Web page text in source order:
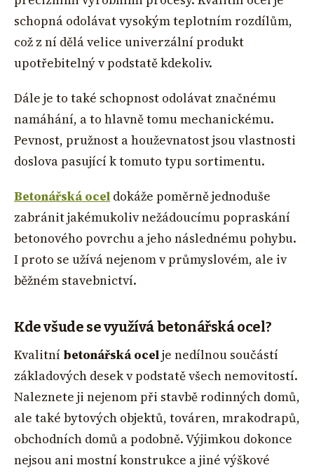
schopná odolávat vysokým teplotním rozdílům,
což z ní dělá velice univerzální produkt
upotřebitelný v podstatě kdekoliv.
Dále je to také schopnost odolávat značnému
namáhání, a to hlavně tomu mechanickému.
Pevnost, pružnost a houževnatost jsou vlastnosti
doslova pasující k tomuto typu sortimentu.
Betonářská ocel dokáže poměrně jednoduše
zabránit jakémukoliv nežádoucímu popraskání
betonového povrchu a jeho následnému pohybu.
I proto se užívá nejenom v průmyslovém, ale iv
běžném stavebnictví.
Kde všude se využívá betonářská ocel?
Kvalitní betonářská ocelje nedílnou součástí
základových desek v podstatě všech nemovitostí.
Naleznete ji nejenom při stavbě rodinných domů,
ale také bytových objektů, továren, mrakodrapů,
obchodních domů a podobně. Výjimkou dokonce
nejsou ani mostní konstrukce a jiné výškové